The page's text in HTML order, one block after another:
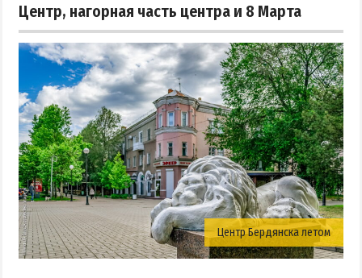
Центр, нагорная часть центра и 8 Марта
Центр Бердянска летом